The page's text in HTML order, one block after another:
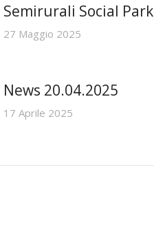
Semirurali Social Park
27 Maggio 2025
News 20.04.2025
17 Aprile 2025